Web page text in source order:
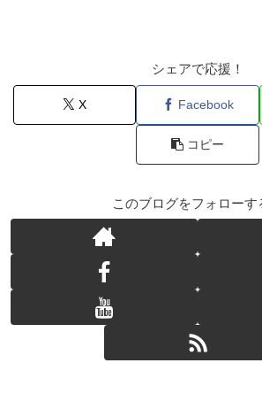
シェアで応援！
X Facebook
コピー
このブログをフォローす